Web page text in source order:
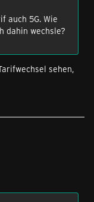
auch 5G. Wie
dahin wechsle?
sehen,